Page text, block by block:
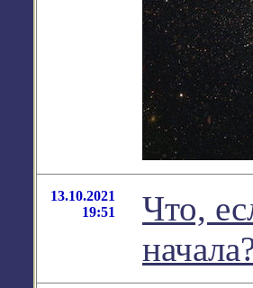
13.10.2021
19:51
Что,